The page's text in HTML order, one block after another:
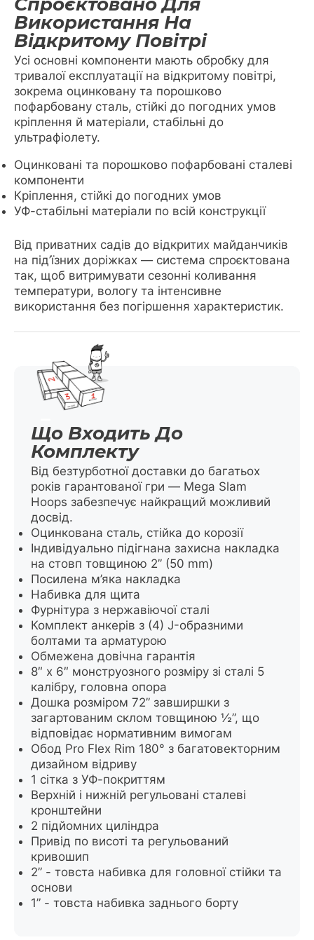
Використання На
Відкритому Повітрі
Усі основні компоненти мають обробку для
тривалої експлуатації на відкритому повітрі,
зокрема оцинковану та порошково
пофарбовану сталь, стійкі до погодних умов
кріплення й матеріали, стабільні до
ультрафіолету.
Оцинковані та порошково пофарбовані сталеві
компоненти
Кріплення, стійкі до погодних умов
УФ-стабільні матеріали по всій конструкції
Від приватних садів до відкритих майданчиків
на під’їзних доріжках — система спроєктована
так, щоб витримувати сезонні коливання
температури, вологу та інтенсивне
використання без погіршення характеристик.
Що Входить До
Комплекту
Від безтурботної доставки до багатьох
років гарантованої гри — Mega Slam
Hoops забезпечує найкращий можливий
досвід.
Оцинкована сталь, стійка до корозії
Індивідуально підігнана захисна накладка
на стовп товщиною 2” (50 mm)
Посилена м’яка накладка
Набивка для щита
Фурнітура з нержавіючої сталі
Комплект анкерів з (4) J-образними
болтами та арматурою
Обмежена довічна гарантія
8″ x 6″ монструозного розміру зі сталі 5
калібру, головна опора
Дошка розміром 72” завширшки з
загартованим склом товщиною ½”, що
відповідає нормативним вимогам
Обод Pro Flex Rim 180° з багатовекторним
дизайном відриву
1 сітка з УФ-покриттям
Верхній і нижній регульовані сталеві
кронштейни
2 підйомних циліндра
Привід по висоті та регульований
кривошип
2” - товста набивка для головної стійки та
основи
1” - товста набивка заднього борту